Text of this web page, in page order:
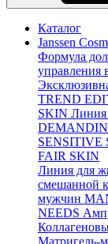
Каталог
Janssen
Формула
управления
TREND
SKIN Линия
SENSITIVE
FAIR SKIN
Линия для
смешанной
мужчин
NEEDS
Матригель-